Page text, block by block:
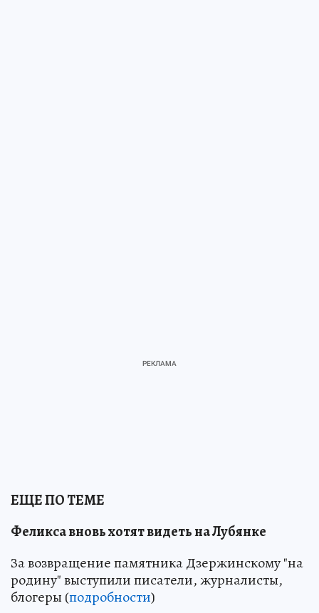
ЕЩЕ ПО ТЕМЕ
Феликса вновь хотят видеть на Лубянке
За возвращение памятника Дзержинскому "на
родину" выступили писатели, журналисты,
блогеры (подробности)